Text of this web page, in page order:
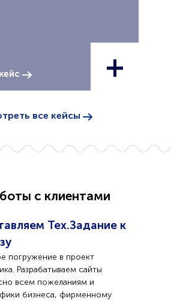
+
все кейсы
с клиентами
Тех.Задание к
погружение в проект
Разрабатываем сайты
всем пожеланиям и
бизнеса, фирменному